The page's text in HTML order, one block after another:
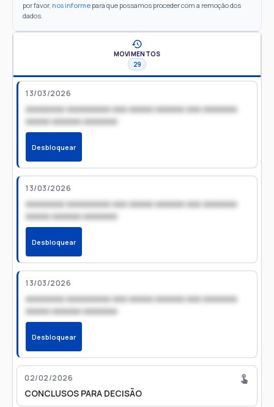
por favor, nos informe para que possamos proceder com a remoção dos
dados.
MOVIMENTOS
29
13/03/2026
xxxxxxxx xxxxxxxxx xxx xxxxx xxxxxx xxx xxxxxxx
xxxxx xxxxxx xxxxxxx
Desbloquear
13/03/2026
xxxxxxxx xxxxxxxxx xxx xxxxx xxxxxx xxx xxxxxxx
xxxxx xxxxxx xxxxxxx
Desbloquear
13/03/2026
xxxxxxxx xxxxxxxxx xxx xxxxx xxxxxx xxx xxxxxxx
xxxxx xxxxxx xxxxxxx
Desbloquear
02/02/2026
CONCLUSOS PARA DECISÃO